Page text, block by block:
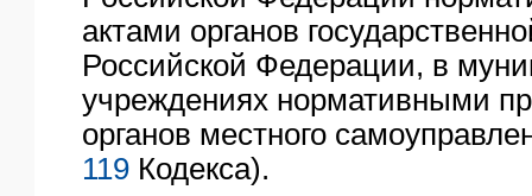
актами органов
Российской Федерации, в
учреждениях нормативными
органов местного
119 Кодекса).